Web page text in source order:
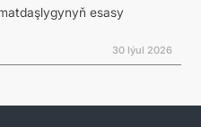
esasy
30 Iýul 2026